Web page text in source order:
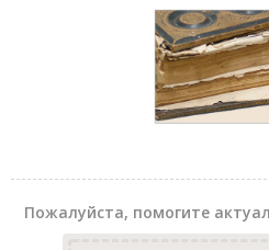
Пожалуйста, помогите